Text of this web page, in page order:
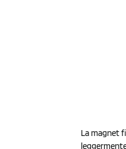
La magnet